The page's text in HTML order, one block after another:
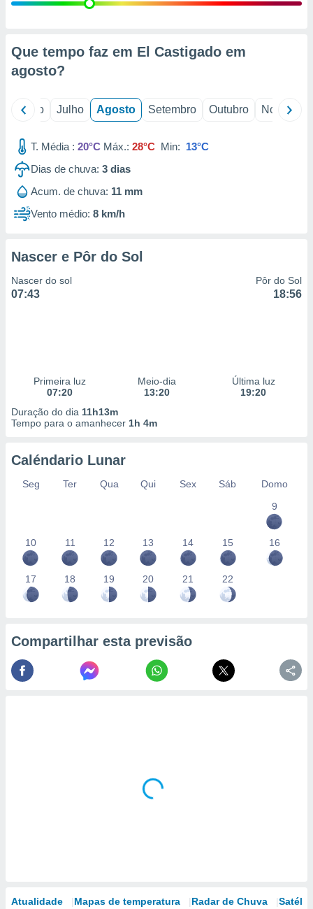
através
estudos
1199
Que tempo faz em El Castigado em
agosto?
Junho Julho Agosto Setembro Outubro Novembro
T. Média : 20°C Máx.: 28°C Min: 13°C
Dias de chuva: 3 dias
Acum. de chuva: 11 mm
Vento médio: 8 km/h
Nascer e Pôr do Sol
Nascer do sol
07:43
Pôr do Sol
18:56
Primeira luz
07:20
Meio-dia
13:20
Última luz
19:20
Duração do dia 11h13m
Tempo para o amanhecer 1h 4m
Caléndario Lunar
Seg Ter Qua Qui Sex Sáb
Domo
9
10 11 12 13 14 15 16
17 18 19 20 21 22
Compartilhar esta previsão
Atualidade Mapas de temperatura Radar de Chuva